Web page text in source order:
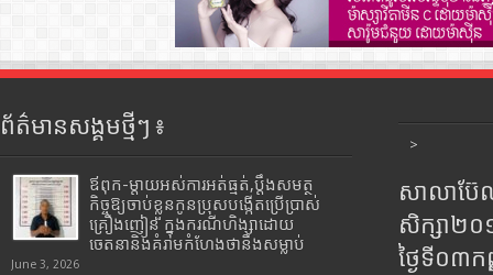
ព័ត៌មានសង្គមថ្មីៗ ៖
ឪពុក-ម្ដាយអស់ការអត់ធ្មត់,ប្ដឹងសមត្ថ
កិច្ចឱ្យចាប់ខ្លួនកូនប្រុសបង្កើតប្រើប្រាស់
គ្រឿងញៀន ក្នុងករណីហិង្សាដោយ
ចេតនានិងគំរាមកំហែងថានឹងសម្លាប់
June 3, 2026
>
សាលាប៊ែ
សិក្សា២
ថ្ងៃទី០៣